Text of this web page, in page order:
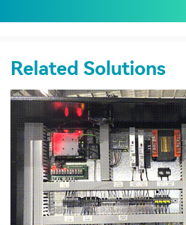
Related Solutions